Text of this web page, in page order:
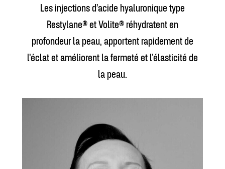
Les injections d’acide hyaluronique type
Restylane® et Volite® réhydratent en
profondeur la peau, apportent rapidement de
l’éclat et améliorent la fermeté et l’élasticité de
la peau.